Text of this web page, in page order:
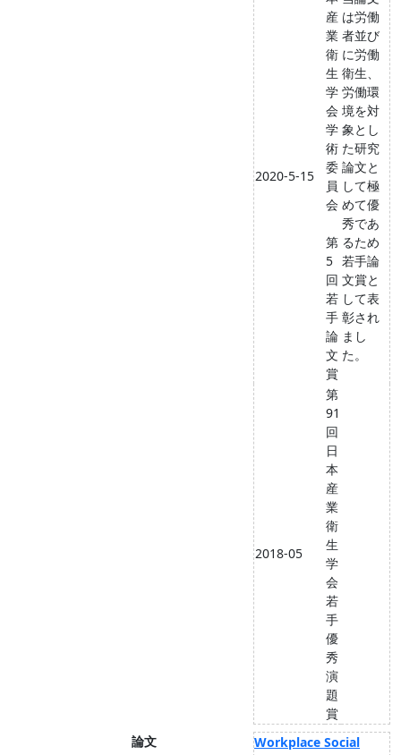
2020-5-15
産
業
衛
生
学
会
学
術
委
員
会
第
5
回
若
手
論
文
賞
は労働
者並び
に労働
衛生、
労働環
境を対
象とし
た研究
論文と
して極
めて優
秀であ
るため
若手論
文賞と
して表
彰され
まし
た。
2018-05
第
91
回
日
本
産
業
衛
生
学
会
若
手
優
秀
演
題
賞
論文
Workplace Social